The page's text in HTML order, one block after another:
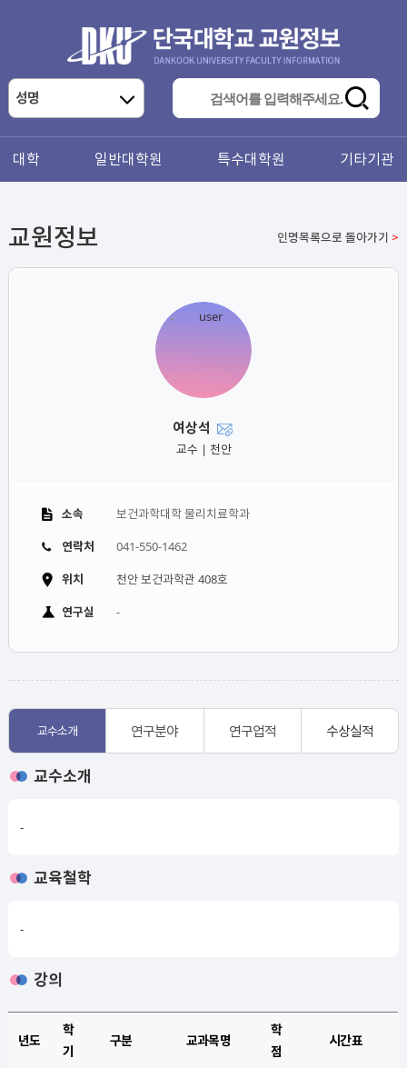
대학 일반대학원 특수대학원 기타기관
교원정보 인명목록으로 돌아가기 >
여상석
교수 | 천안
소속
보건과학대학 물리치료학과
연락처
041-550-1462
위치
천안 보건과학관 408호
연구실
-
교수소개 연구분야 연구업적 수상실적
교수소개
-
교육철학
-
강의
년도
학
기
구분 교과목명
학
점
시간표